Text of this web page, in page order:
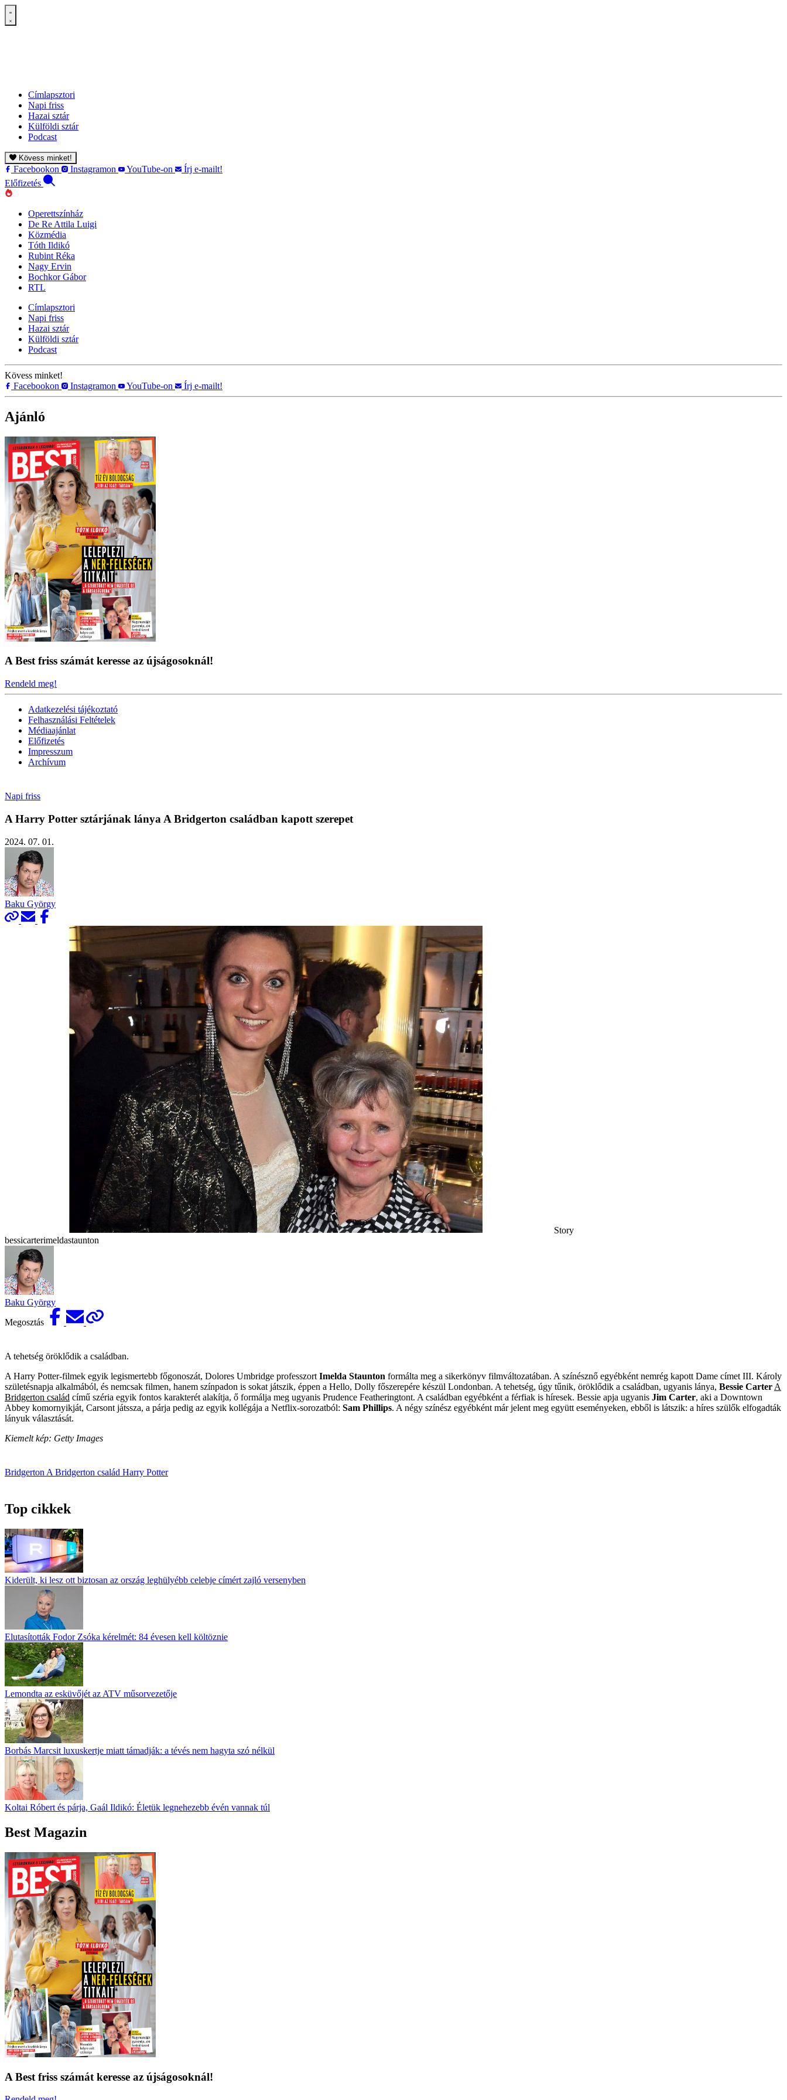
Címlapsztori
Napi friss
Hazai sztár
Külföldi sztár
Podcast
Kövess minket!
Facebookon Instagramon YouTube-on
Írj e-mailt!
Előfizetés
Operettszínház
De Re Attila Luigi
Közmédia
Tóth Ildikó
Rubint Réka
Nagy Ervin
Bochkor Gábor
RTL
Címlapsztori
Napi friss
Hazai sztár
Külföldi sztár
Podcast
Kövess minket!
Facebookon
Instagramon YouTube-on Írj e-mailt!
Ajánló
A Best friss számát keresse az újságosoknál!
Rendeld meg!
Adatkezelési tájékoztató
Felhasználási Feltételek
Médiaajánlat
Előfizetés
Impresszum
Archívum
Napi friss
A Harry Potter sztárjának lánya A Bridgerton családban kapott szerepet
2024. 07. 01.
Baku György
Story
bessicarterimeldastaunton
Baku György
Megosztás
A tehetség öröklődik a családban.
A Harry Potter-filmek egyik legismertebb főgonoszát, Dolores Umbridge professzort Imelda Staunton formálta meg a sikerkönyv filmváltozatában. A színésznő egyébként nemrég kapott Dame címet III. Károly
születésnapja alkalmából, és nemcsak filmen, hanem színpadon is sokat játszik, éppen a Hello, Dolly főszerepére készül Londonban. A tehetség, úgy tűnik, öröklődik a családban, ugyanis lánya, Bessie Carter A
Bridgerton család című széria egyik fontos karakterét alakítja, ő formálja meg ugyanis Prudence Featheringtont. A családban egyébként a férfiak is híresek. Bessie apja ugyanis Jim Carter, aki a Downtown
Abbey komornyikját, Carsont játssza, a párja pedig az egyik kollégája a Netflix-sorozatból: Sam Phillips. A négy színész egyébként már jelent meg együtt eseményeken, ebből is látszik: a híres szülők elfogadták
lányuk választását.
Kiemelt kép: Getty Images
Bridgerton A Bridgerton család Harry Potter
Top cikkek
Kiderült, ki lesz ott biztosan az ország leghülyébb celebje címért zajló versenyben
Elutasították Fodor Zsóka kérelmét: 84 évesen kell költöznie
Lemondta az esküvőjét az ATV műsorvezetője
Borbás Marcsit luxuskertje miatt támadják: a tévés nem hagyta szó nélkül
Koltai Róbert és párja, Gaál Ildikó: Életük legnehezebb évén vannak túl
Best Magazin
A Best friss számát keresse az újságosoknál!